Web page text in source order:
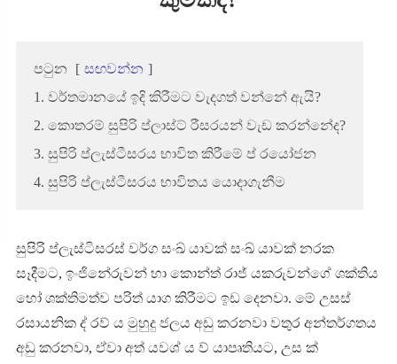
පටුන [ සඟවන්න ]
1. වර්තමානයේ ඉදි කිරීමට වැදගත් වන්නේ ඇයි?
2. කොතරම් සුපිරි ප්ලාස්ට් රීසරයන් වැඩ කරන්නේද?
3. සුපිරි ප්ලැස්ටීසරය භාවිත කිරීමේ ප් රයෝජන
4. සුපිරි ප්ලැස්ටීසරය භාවිතය යොදාගැනීම
සුපිරි ප්ලැස්ටිසරස් වර්ග සංඛ් යාවක් සංඛ් යාවක් නරක
සෑදීමට, ඉංජිනේරුවන් හා කොන්ත් රාජ් යකරුවන්ගේ ශක්තිය
හෝ ශක්තිමත්ව පරිත් යාග කිරීමට ඉඩ දෙනවා. මේ උසස්
රසායනික ද් රව් ය මුහුදු ජලය අඩු කරනවා වතුර අන්තර්ගතය
අඩු කරනවා, ඒවා අත් යවශ් ය ව් යාපෘතියට, උස ක්